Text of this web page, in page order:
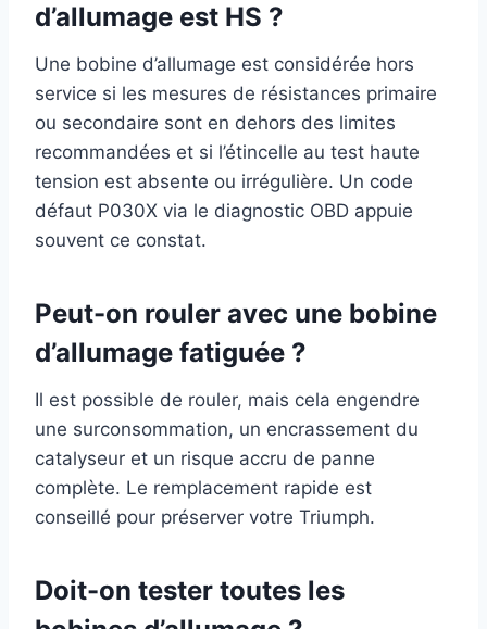
d’allumage est HS ?
Une bobine d’allumage est considérée hors
service si les mesures de résistances primaire
ou secondaire sont en dehors des limites
recommandées et si l’étincelle au test haute
tension est absente ou irrégulière. Un code
défaut P030X via le diagnostic OBD appuie
souvent ce constat.
Peut-on rouler avec une bobine
d’allumage fatiguée ?
Il est possible de rouler, mais cela engendre
une surconsommation, un encrassement du
catalyseur et un risque accru de panne
complète. Le remplacement rapide est
conseillé pour préserver votre Triumph.
Doit-on tester toutes les